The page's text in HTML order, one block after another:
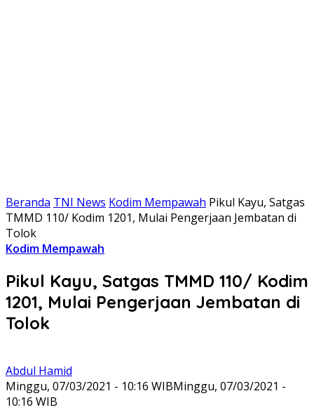
Beranda TNI News Kodim Mempawah Pikul Kayu, Satgas
TMMD 110/ Kodim 1201, Mulai Pengerjaan Jembatan di
Tolok
Kodim Mempawah
Pikul Kayu, Satgas TMMD 110/ Kodim
1201, Mulai Pengerjaan Jembatan di
Tolok
Abdul Hamid
Minggu, 07/03/2021 - 10:16 WIBMinggu, 07/03/2021 -
10:16 WIB